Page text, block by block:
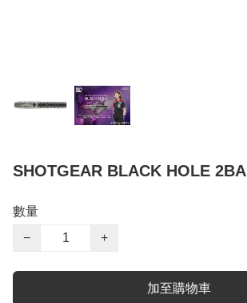
SHOTGEAR BLACK HOLE 2BA
數量
−
+
加至購物車